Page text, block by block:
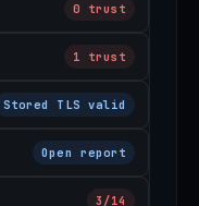
0 trust
1 trust
Stored TLS valid
Open report
3/14